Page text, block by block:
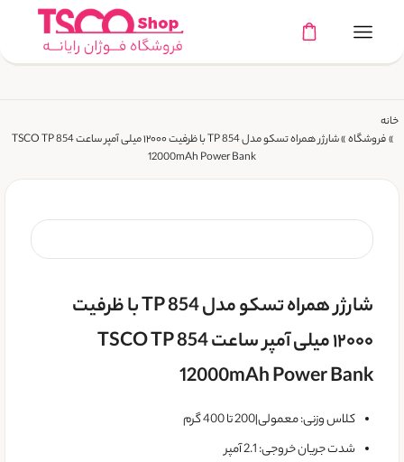
خانه
»فروشگاه»
شارژر همراه تسکو مدل TP 854 با ظرفیت ۱۲۰۰۰ میلی آمپر ساعت TSCO TP 854
12000mAh Power Bank
شارژر همراه تسکو مدل TP 854 با ظرفیت
۱۲۰۰۰ میلی آمپر ساعت TSCO TP 854
12000mAh Power Bank
کلاس وزنی: معمولی|200 تا 400 گرم
شدت جریان خروجی: 2.1 آمپر